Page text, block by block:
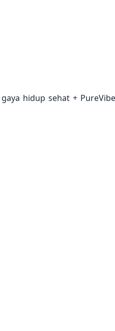
hidup sehat +